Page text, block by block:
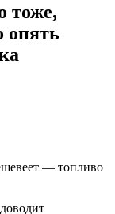
тоже,
опять
— топливо